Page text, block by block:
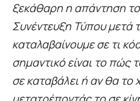
ξεκάθαρη η απάντηση
Συνέντευξη Τύπου μετά
καταλαβαίνουμε σε τι
σημαντικό είναι το πώς
σε καταβάλει ή αν θα το